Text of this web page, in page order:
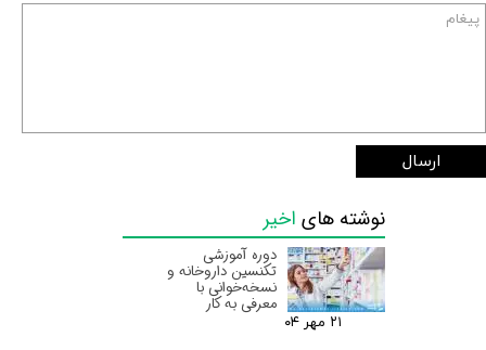
ارسال
نوشته های اخیر
دوره آموزشی
تکنسین داروخانه و
نسخه‌خوانی با
معرفی به کار
۲۱ مهر ۰۴